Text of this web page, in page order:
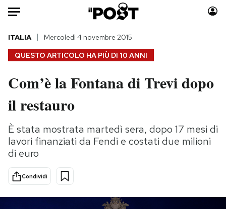
Auto
HOME
Italia
Politica
Tecnologia
Internet
Scienza
Cultura
Economia
Moda
Storie/Idee
Ok Boomer!
QUESTO ARTICOLO HA PIÙ DI 10 ANNI
ITALIA Mercoledì 4 novembre 2015
Com’è la Fontana di Trevi dopo
il restauro
È stata mostrata martedì sera, dopo 17 mesi di
lavori finanziati da Fendi e costati due milioni
di euro
Condividi